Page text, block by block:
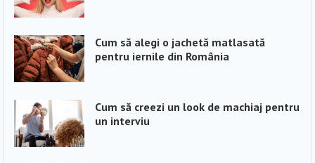
Cum să alegi o jachetă matlasată
pentru iernile din România
Cum să creezi un look de machiaj pentru
un interviu